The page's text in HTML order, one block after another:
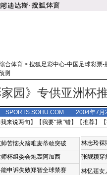
合体育 > 搜狐足彩中心-中国足球彩票-
测
家园》专供亚洲杯
SPORTS.SOHU.COM 2004年7
我来说两句 】【我要“揪”错】【推荐】
苦恼火箭唯麦蒂敢突破
杯组委会炮轰阿加西
申诉失败郑智全球禁赛
林志玲裸
张靓颖穿
林忆莲女